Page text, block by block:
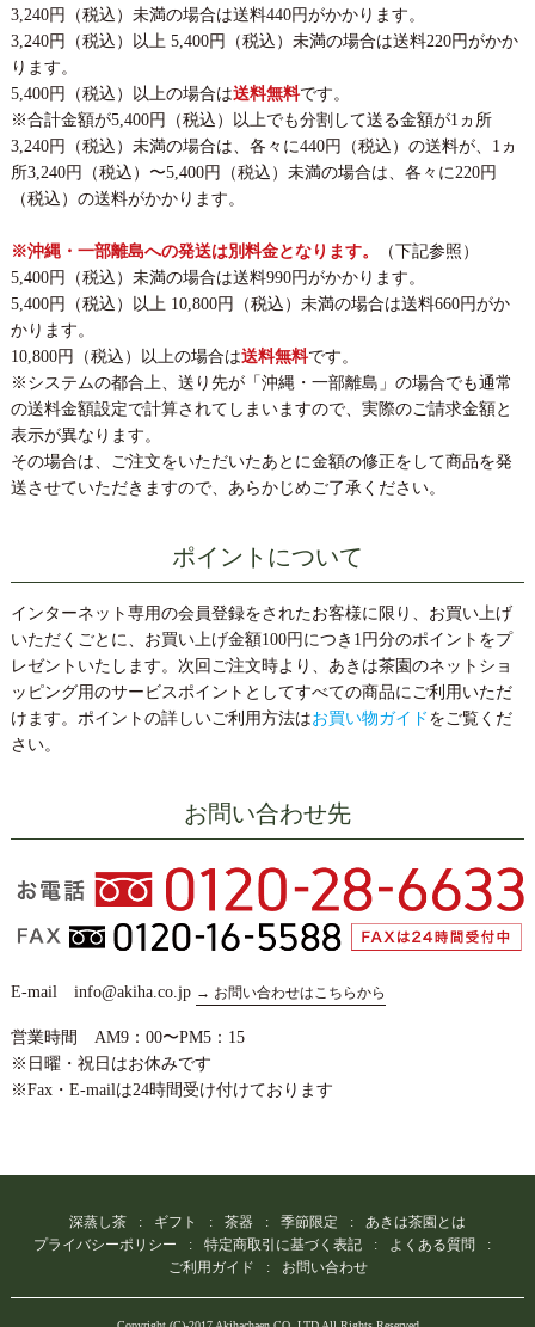
3,240円（税込）未満の場合は送料440円がかかります。
3,240円（税込）以上 5,400円（税込）未満の場合は送料220円がかか
ります。
5,400円（税込）以上の場合は送料無料です。
※合計金額が5,400円（税込）以上でも分割して送る金額が1ヵ所
3,240円（税込）未満の場合は、各々に440円（税込）の送料が、1ヵ
所3,240円（税込）〜5,400円（税込）未満の場合は、各々に220円
（税込）の送料がかかります。
※沖縄・一部離島への発送は別料金となります。
（下記参照）
5,400円（税込）未満の場合は送料990円がかかります。
5,400円（税込）以上 10,800円（税込）未満の場合は送料660円がか
かります。
10,800円（税込）以上の場合は送料無料です。
※システムの都合上、送り先が「沖縄・一部離島」の場合でも通常
の送料金額設定で計算されてしまいますので、実際のご請求金額と
表示が異なります。
その場合は、ご注文をいただいたあとに金額の修正をして商品を発
送させていただきますので、あらかじめご了承ください。
ポイントについて
インターネット専用の会員登録をされたお客様に限り、お買い上げ
いただくごとに、お買い上げ金額100円につき1円分のポイントをプ
レゼントいたします。次回ご注文時より、あきは茶園のネットショ
ッピング用のサービスポイントとしてすべての商品にご利用いただ
けます。ポイントの詳しいご利用方法はお買い物ガイド をご覧くだ
さい。
お問い合わせ先
E-mail info@akiha.co.jp → お問い合わせはこちらから
営業時間 AM9：00〜PM5：15
※日曜・祝日はお休みです
※Fax・E-mailは24時間受け付けております
深蒸し茶 ギフト 茶器 季節限定
あきは茶園とは
プライバシーポリシー
特定商取引に基づく表記
よくある質問
ご利用ガイド
お問い合わせ